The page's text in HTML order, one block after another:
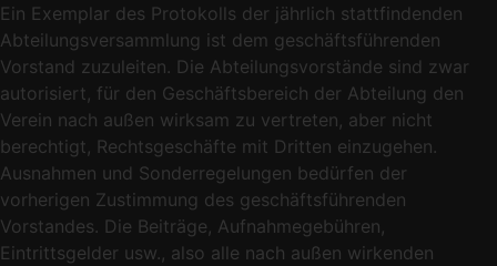
Ein Exemplar des Protokolls der jährlich stattfindenden
Abteilungsversammlung ist dem geschäftsführenden
Vorstand zuzuleiten. Die Abteilungsvorstände sind zwar
autorisiert, für den Geschäftsbereich der Abteilung den
Verein nach außen wirksam zu vertreten, aber nicht
berechtigt, Rechtsgeschäfte mit Dritten einzugehen.
Ausnahmen und Sonderregelungen bedürfen der
vorherigen Zustimmung des geschäftsführenden
Vorstandes. Die Beiträge, Aufnahmegebühren,
Eintrittsgelder usw., also alle nach außen wirkenden